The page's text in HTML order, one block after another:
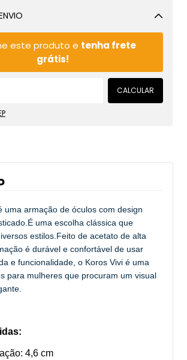
este produto e tenha frete
grátis!
CALCULAR
uma armação de óculos com design
uma escolha clássica que
estilos.Feito de acetato de alta
é durável e confortável de usar
e funcionalidade, o Koros Vivi é uma
para mulheres que procuram um visual
4,6 cm